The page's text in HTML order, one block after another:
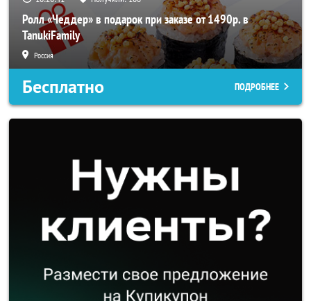
Ролл «Чеддер» в подарок при заказе от 1490р. в
TanukiFamily
Россия
Бесплатно ПОДРОБНЕЕ